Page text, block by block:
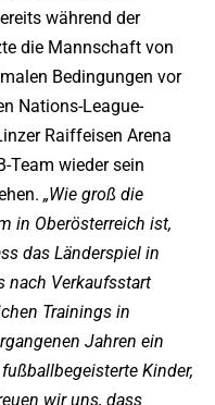
während der
die Mannschaft von
Bedingungen vor
Nations-League-
Raiffeisen Arena
Team wieder sein
„Wie groß die
in Oberösterreich ist,
das Länderspiel in
nach Verkaufsstart
Trainings in
Jahren ein
Kinder,
wir uns, dass